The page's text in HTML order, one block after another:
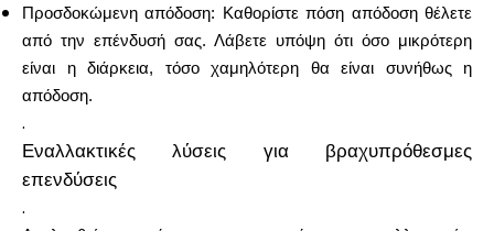
Προσδοκώμενη απόδοση: Καθορίστε πόση απόδοση θέλετε
από την επένδυσή σας. Λάβετε υπόψη ότι όσο μικρότερη
είναι η διάρκεια, τόσο χαμηλότερη θα είναι συνήθως η
απόδοση.
.
Εναλλακτικές λύσεις για βραχυπρόθεσμες
επενδύσεις
.